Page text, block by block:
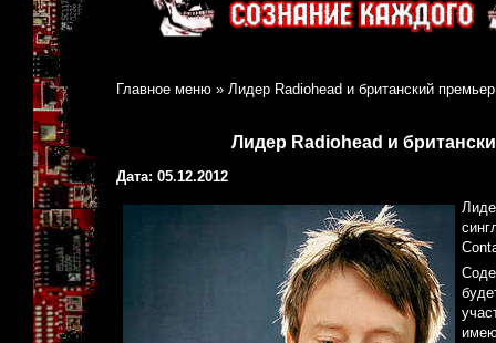
Главное меню » Лидер Radiohead и британский
Лидер Radiohead и
Дата: 05.12.2012